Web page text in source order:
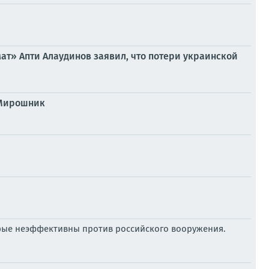
Апти Алаудинов заявил, что потери украинской
неэффективны против российского вооружения.